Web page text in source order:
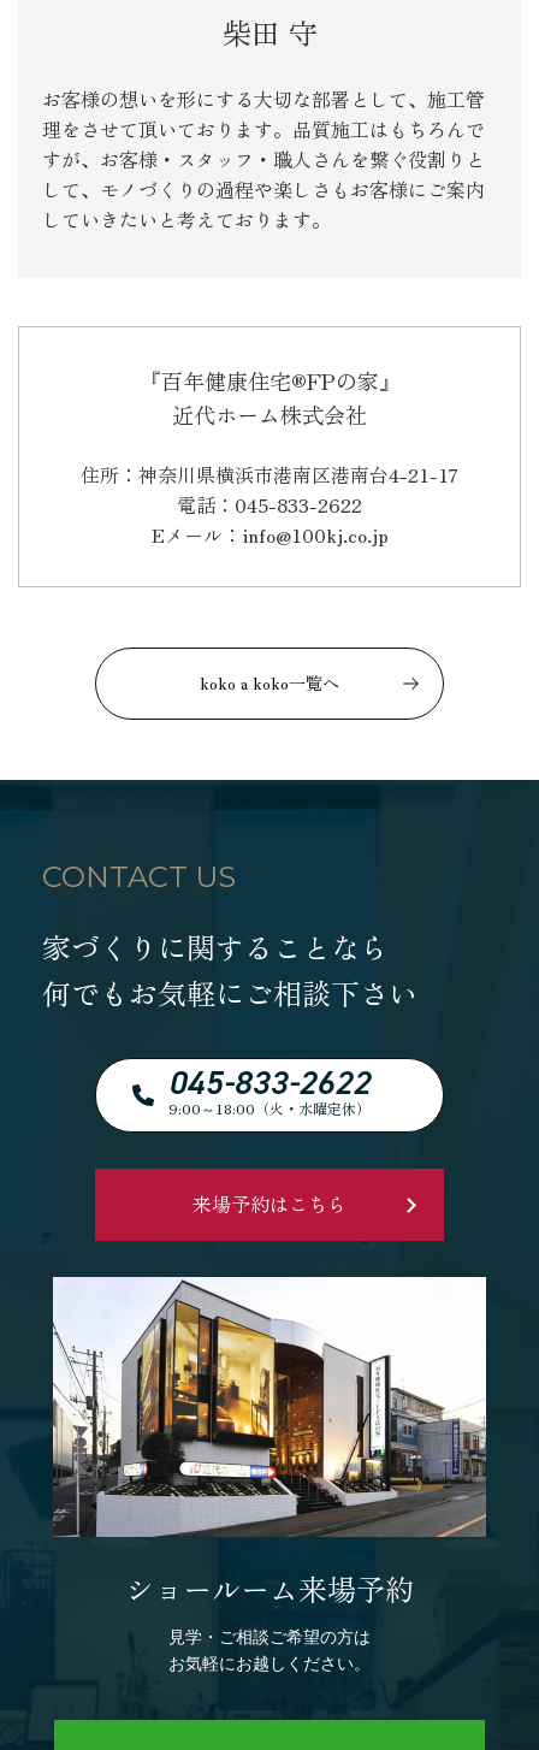
柴田 守
お客様の想いを形にする大切な部署として、施工管
理をさせて頂いております。品質施工はもちろんで
すが、お客様・スタッフ・職人さんを繋ぐ役割りと
して、モノづくりの過程や楽しさもお客様にご案内
していきたいと考えております。
『百年健康住宅®FPの家』
近代ホーム株式会社
住所：神奈川県横浜市港南区港南台4-21-17
電話：045-833-2622
Eメール：info@100kj.co.jp
koko a koko一覧へ
CONTACT US
家づくりに関することなら
何でもお気軽にご相談下さい
045-833-2622
9:00～18:00（火・水曜定休）
来場予約はこちら
ショールーム来場予約
見学・ご相談ご希望の方は
お気軽にお越しください。